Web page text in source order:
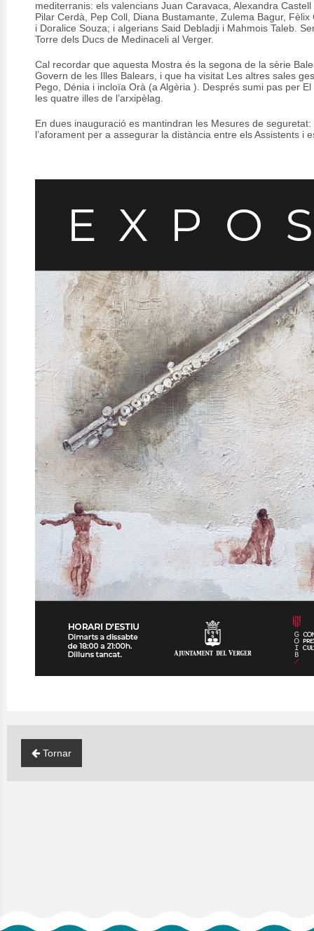
mediterranis: els valencians Juan Caravaca, Alexandra
Pilar Cerdà, Pep Coll, Diana Bustamante, Zulema Bagur,
i Doralice Souza; i algerians Said Debladji i Mahmois Taleb.
Torre dels Ducs de Medinaceli al Verger.
Cal recordar que aquesta Mostra és la segona de la sèrie
Govern de les Illes Balears, i que ha visitat Les altres sales
Pego, Dénia i incloïa Orà (a Algèria ). Després sumi pas per
les quatre illes de l’arxipèlag.
En dues inauguració es mantindran les Mesures de
l’aforament per a assegurar la distància entre els Assistents i
Tornar